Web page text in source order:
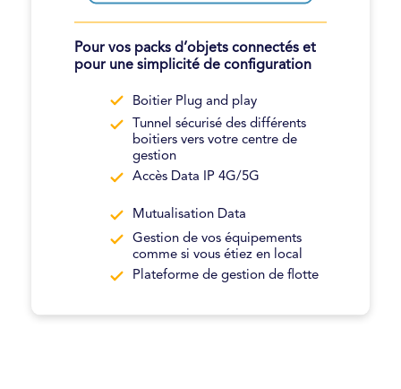
Pour vos packs d’objets connectés et
pour une simplicité de configuration
Boitier Plug and play
Tunnel sécurisé des différents
boitiers vers votre centre de
gestion
Accès Data IP 4G/5G
Mutualisation Data
Gestion de vos équipements
comme si vous étiez en local
Plateforme de gestion de flotte